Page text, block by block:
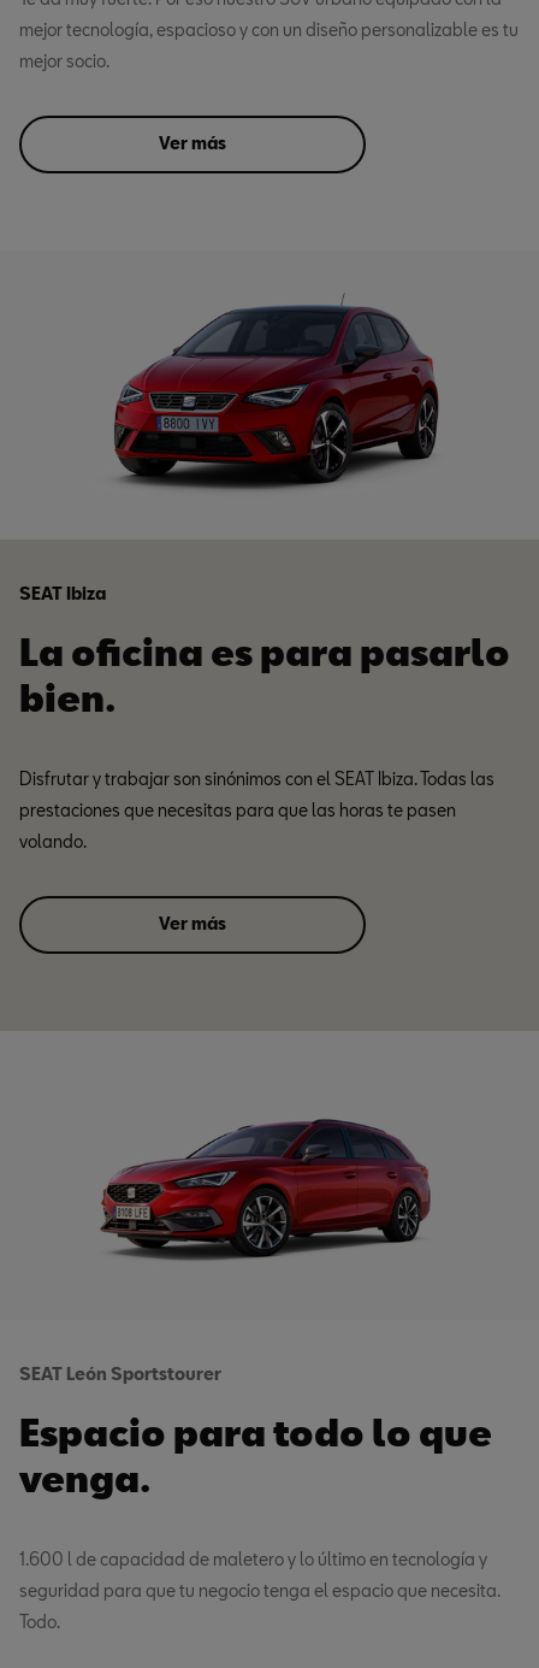
mejor tecnología, espacioso y con un diseño personalizable es tu
mejor socio.
Ver más
SEAT Ibiza
La oficina es para pasarlo
bien.
Disfrutar y trabajar son sinónimos con el SEAT Ibiza. Todas las
prestaciones que necesitas para que las horas te pasen
volando.
Ver más
SEAT León Sportstourer
Espacio para todo lo que
venga.
1.600 l de capacidad de maletero y lo último en tecnología y
seguridad para que tu negocio tenga el espacio que necesita.
Todo.